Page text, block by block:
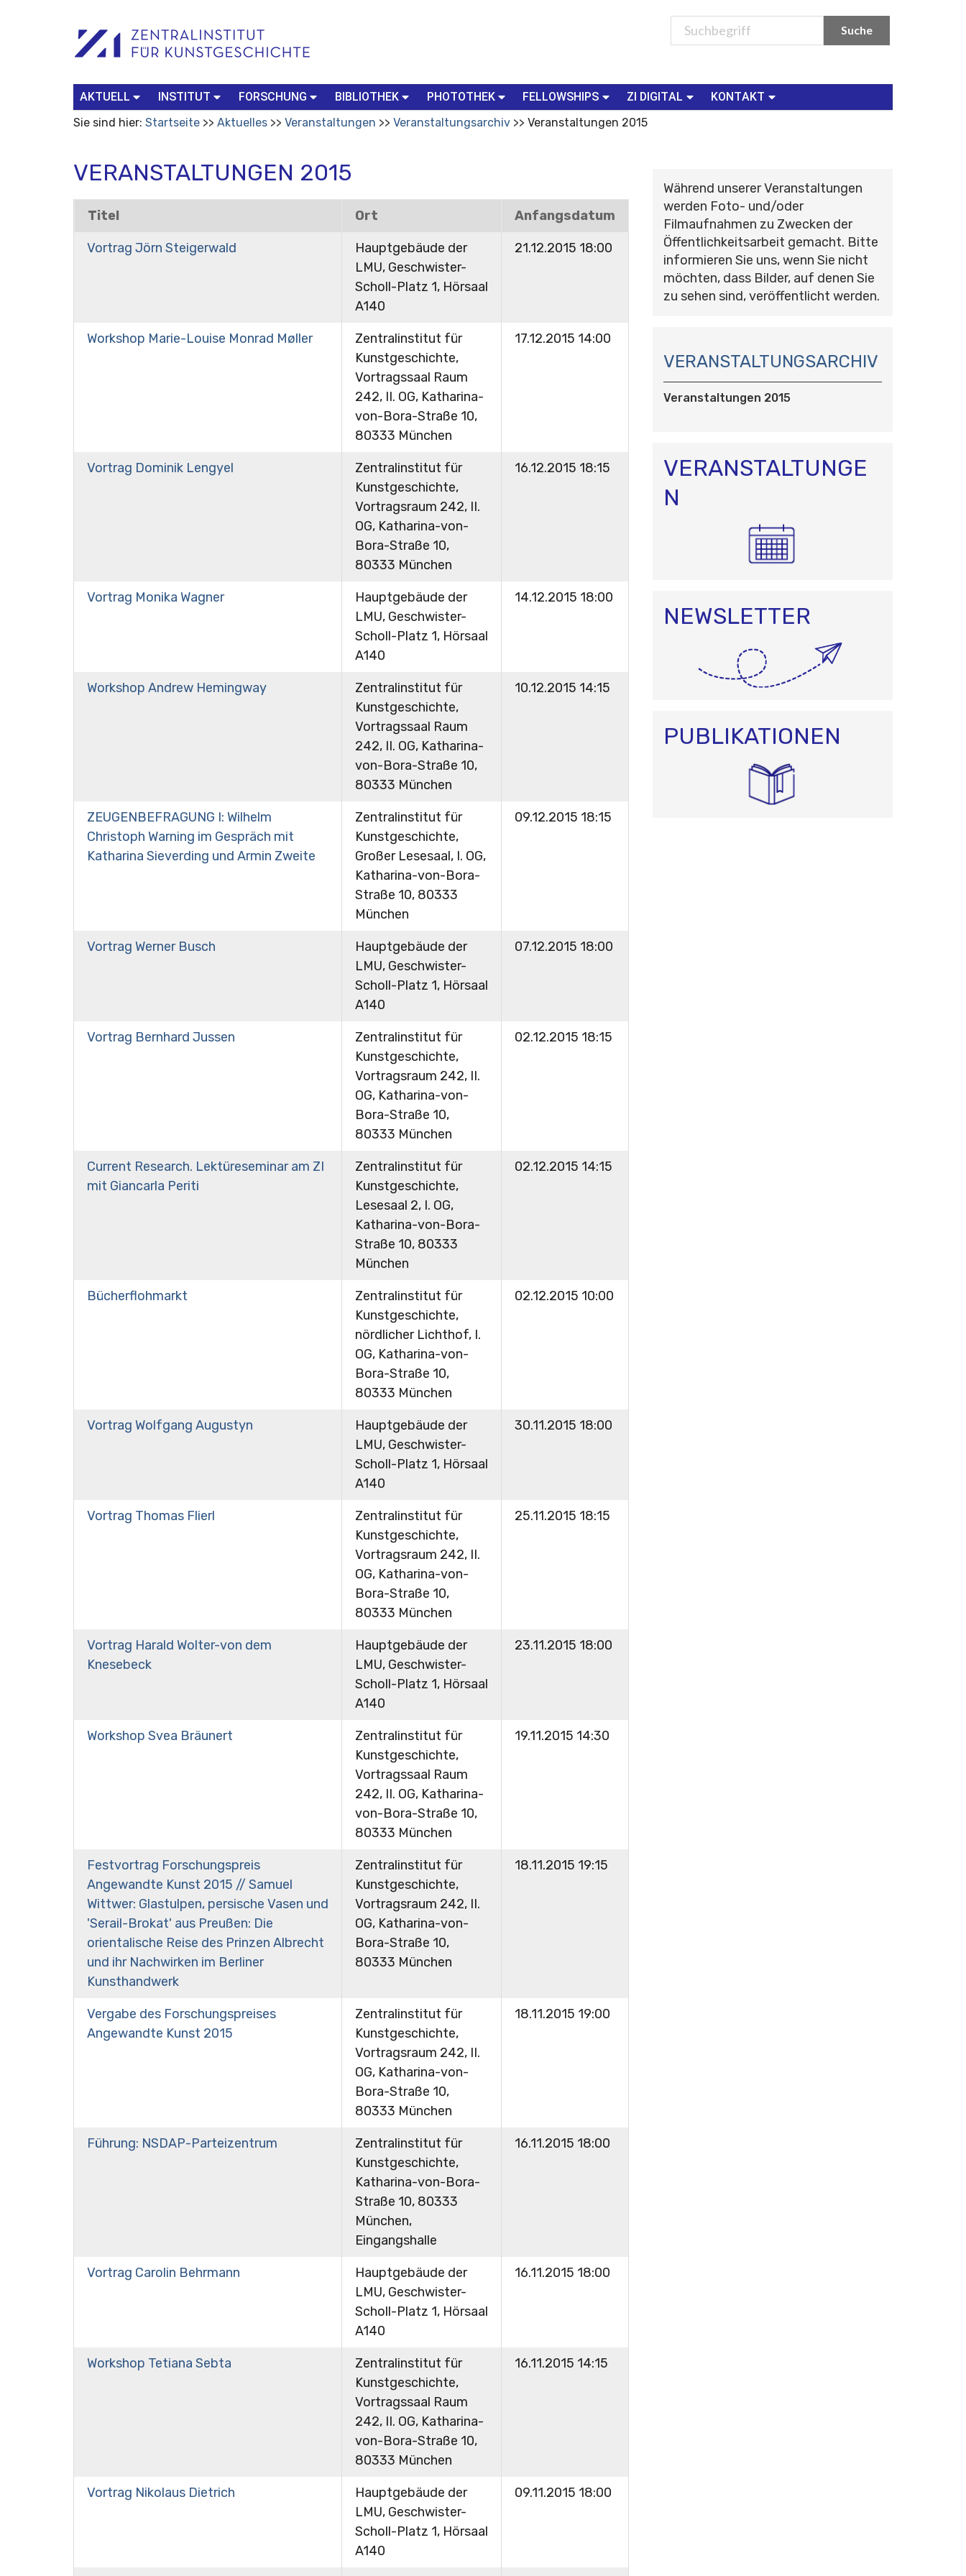
Werkzeuge
Search…
AKTUELL INSTITUT FORSCHUNG BIBLIOTHEK PHOTOTHEK FELLOWSHIPS ZI DIGITAL
KONTAKT
Sie sind hier: Startseite Aktuelles Veranstaltungen Veranstaltungsarchiv Veranstaltungen 2015
VERANSTALTUNGEN 2015
Titel Ort Anfangsdatum
Vortrag Jörn Steigerwald
Hauptgebäude der
LMU, Geschwister-
Scholl-Platz 1, Hörsaal
A140
21.12.2015 18:00
Workshop Marie-Louise Monrad Møller
Zentralinstitut für
Kunstgeschichte,
Vortragssaal Raum
242, II. OG, Katharina-
von-Bora-Straße 10,
80333 München
17.12.2015 14:00
Vortrag Dominik Lengyel
Zentralinstitut für
Kunstgeschichte,
Vortragsraum 242, II.
OG, Katharina-von-
Bora-Straße 10,
80333 München
16.12.2015 18:15
Vortrag Monika Wagner
Hauptgebäude der
LMU, Geschwister-
Scholl-Platz 1, Hörsaal
A140
14.12.2015 18:00
Workshop Andrew Hemingway
Zentralinstitut für
Kunstgeschichte,
Vortragssaal Raum
242, II. OG, Katharina-
von-Bora-Straße 10,
80333 München
10.12.2015 14:15
ZEUGENBEFRAGUNG I: Wilhelm
Christoph Warning im Gespräch mit
Katharina Sieverding und Armin Zweite
Zentralinstitut für
Kunstgeschichte,
Großer Lesesaal, I. OG,
Katharina-von-Bora-
Straße 10, 80333
München
09.12.2015 18:15
Vortrag Werner Busch
Hauptgebäude der
LMU, Geschwister-
Scholl-Platz 1, Hörsaal
A140
07.12.2015 18:00
Vortrag Bernhard Jussen
Zentralinstitut für
Kunstgeschichte,
Vortragsraum 242, II.
OG, Katharina-von-
Bora-Straße 10,
80333 München
02.12.2015 18:15
Current Research. Lektüreseminar am ZI
mit Giancarla Periti
Zentralinstitut für
Kunstgeschichte,
Lesesaal 2, I. OG,
Katharina-von-Bora-
Straße 10, 80333
München
02.12.2015 14:15
Bücherflohmarkt
Zentralinstitut für
Kunstgeschichte,
nördlicher Lichthof, I.
OG, Katharina-von-
Bora-Straße 10,
80333 München
02.12.2015 10:00
Vortrag Wolfgang Augustyn
Hauptgebäude der
LMU, Geschwister-
Scholl-Platz 1, Hörsaal
A140
30.11.2015 18:00
Vortrag Thomas Flierl
Zentralinstitut für
Kunstgeschichte,
Vortragsraum 242, II.
OG, Katharina-von-
Bora-Straße 10,
80333 München
25.11.2015 18:15
Vortrag Harald Wolter-von dem
Knesebeck
Hauptgebäude der
LMU, Geschwister-
Scholl-Platz 1, Hörsaal
A140
23.11.2015 18:00
Workshop Svea Bräunert
Zentralinstitut für
Kunstgeschichte,
Vortragssaal Raum
242, II. OG, Katharina-
von-Bora-Straße 10,
80333 München
19.11.2015 14:30
Festvortrag Forschungspreis
Angewandte Kunst 2015 // Samuel
Wittwer: Glastulpen, persische Vasen und
'Serail-Brokat' aus Preußen: Die
orientalische Reise des Prinzen Albrecht
und ihr Nachwirken im Berliner
Kunsthandwerk
Zentralinstitut für
Kunstgeschichte,
Vortragsraum 242, II.
OG, Katharina-von-
Bora-Straße 10,
80333 München
18.11.2015 19:15
Vergabe des Forschungspreises
Angewandte Kunst 2015
Zentralinstitut für
Kunstgeschichte,
Vortragsraum 242, II.
OG, Katharina-von-
Bora-Straße 10,
80333 München
18.11.2015 19:00
Führung: NSDAP-Parteizentrum
Zentralinstitut für
Kunstgeschichte,
Katharina-von-Bora-
Straße 10, 80333
München,
Eingangshalle
16.11.2015 18:00
Vortrag Carolin Behrmann
Hauptgebäude der
LMU, Geschwister-
Scholl-Platz 1, Hörsaal
A140
16.11.2015 18:00
Workshop Tetiana Sebta
Zentralinstitut für
Kunstgeschichte,
Vortragssaal Raum
242, II. OG, Katharina-
von-Bora-Straße 10,
80333 München
16.11.2015 14:15
Vortrag Nikolaus Dietrich
Hauptgebäude der
LMU, Geschwister-
Scholl-Platz 1, Hörsaal
A140
09.11.2015 18:00
Während unserer Veranstaltungen
werden Foto- und/oder
Filmaufnahmen zu Zwecken der
Öffentlichkeitsarbeit gemacht. Bitte
informieren Sie uns, wenn Sie nicht
möchten, dass Bilder, auf denen Sie
zu sehen sind, veröffentlicht werden.
A
V
I
I
O
N
VERANSTALTUNGSARCHIV
Veranstaltungen 2015
VERANSTALTUNGE
N
NEWSLETTER
PUBLIKATIONEN